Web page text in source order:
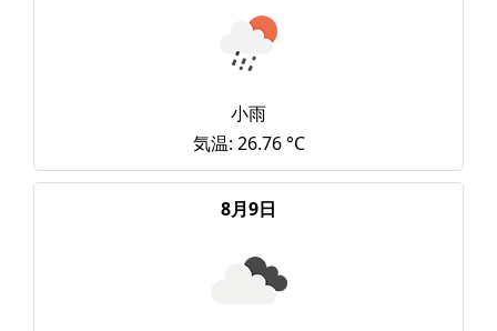
小雨
気温: 26.76 °C
8月9日